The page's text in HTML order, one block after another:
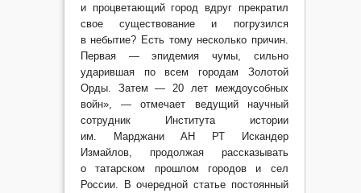
и процветающий город вдруг прекратил
свое существование и погрузился
в небытие? Есть тому несколько причин.
Первая — эпидемия чумы, сильно
ударившая по всем городам Золотой
Орды. Затем — 20 лет междоусобных
войн», — отмечает ведущий научный
сотрудник Института истории
им. Марджани АН РТ Искандер
Измайлов, продолжая рассказывать
о татарском прошлом городов и сел
России. В очередной статье постоянный